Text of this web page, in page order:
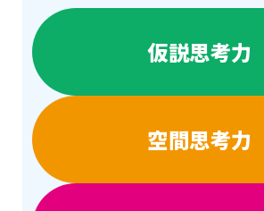
仮説思考力
空間思考力